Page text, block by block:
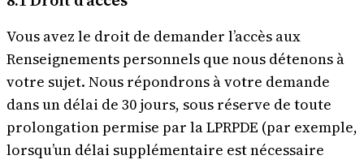
Vous avez le droit de demander l’accès aux
Renseignements personnels que nous détenons à
votre sujet. Nous répondrons à votre demande
dans un délai de 30 jours, sous réserve de toute
prolongation permise par la LPRPDE (par exemple,
lorsqu’un délai supplémentaire est nécessaire